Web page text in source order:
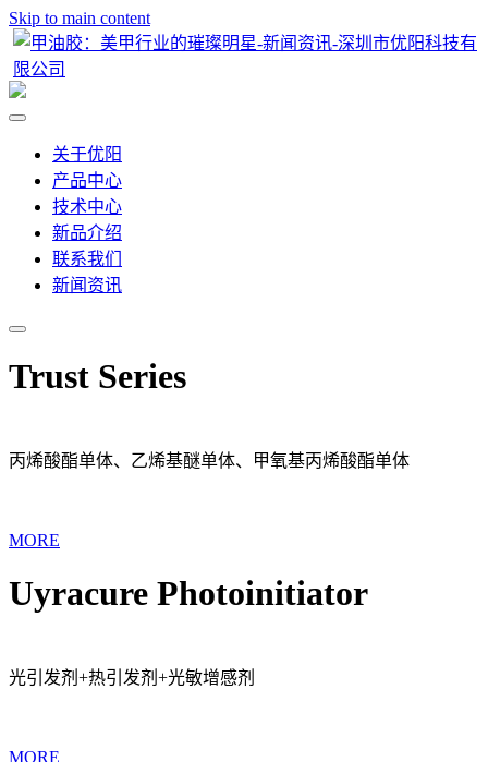
Skip to main content
关于优阳
产品中心
技术中心
新品介绍
联系我们
新闻资讯
Trust Series
丙烯酸酯单体、乙烯基醚单体、甲氧基丙烯酸酯单体
MORE
Uyracure Photoinitiator
光引发剂+热引发剂+光敏增感剂
MORE